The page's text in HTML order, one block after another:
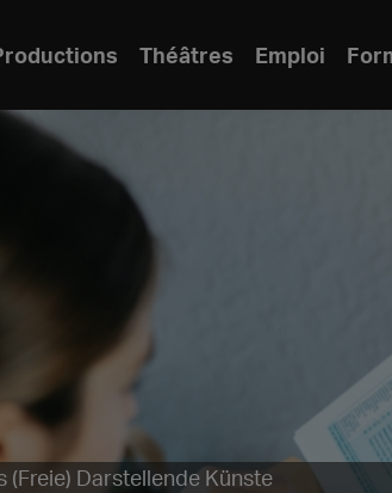
Théâtres Emploi
Darstellende Künste